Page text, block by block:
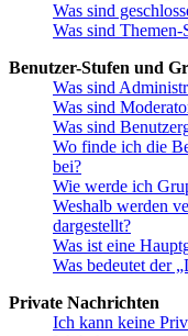
Was sind
Was sind Themen-
Benutzer-Stufen und
Was sind
Was sind
Was sind
Wo finde ich die
bei?
Wie werde ich
Weshalb werden
dargestellt?
Was ist eine
Was bedeutet der
Private Nachrichten
Ich kann keine